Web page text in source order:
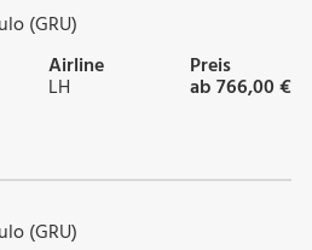
(GRU)
Airline
LH
Preis
ab 766,00 €
(GRU)